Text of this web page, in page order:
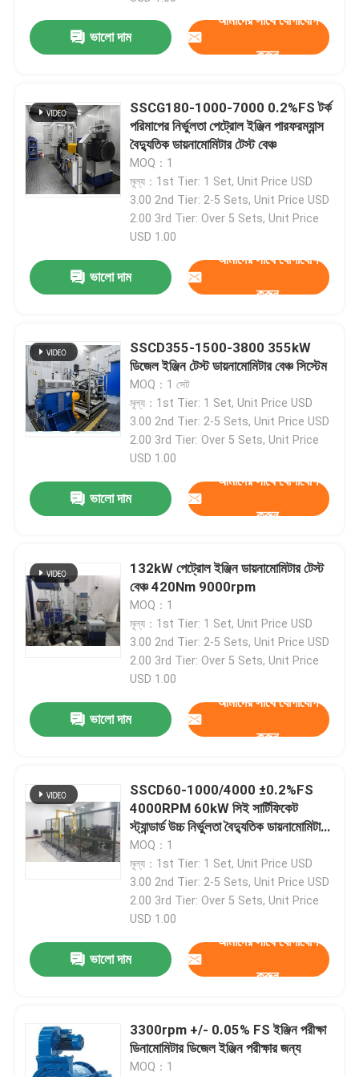
কারখানা ভ্রমণ
যোগাযোগ করুন
খবর
টর্ক ডায়নামিটার
হাই স্পিড ডায়নামিটার
ইঞ্জিন টেস্ট ডায়নামিটার
ট্রান্সমিশন ডায়নামিটার
গতিশীল পরীক্ষা বেঞ্চ
জ্বালানী খরচ পরিমাপ ডিভাইস
ডিজিটাল টর্ক মিটার
উচ্চ নির্ভুলতা চাপ সংবেদক
গিয়ারবক্স পরীক্ষা বেঞ্চ
পোর্টেবল ডেটা অধিগ্রহণ মডিউল
দ্রুত সংযোগ সংযোগ
এয়ার কন্ডিশনার বুস্ট করুন
ভালো দাম
আমাদের সাথে যোগাযোগ
করুন
SSCG180-1000-7000 0.2%FS টর্ক
পরিমাপের নির্ভুলতা পেট্রোল ইঞ্জিন পারফরম্যান্স
বৈদ্যুতিক ডায়নামোমিটার টেস্ট বেঞ্চ
MOQ：1
মূল্য：1st Tier: 1 Set, Unit Price USD
3.00 2nd Tier: 2-5 Sets, Unit Price USD
2.00 3rd Tier: Over 5 Sets, Unit Price
USD 1.00
ভালো দাম
আমাদের সাথে যোগাযোগ
করুন
SSCD355-1500-3800 355kW
ডিজেল ইঞ্জিন টেস্ট ডায়নামোমিটার বেঞ্চ সিস্টেম
MOQ：1 সেট
মূল্য：1st Tier: 1 Set, Unit Price USD
3.00 2nd Tier: 2-5 Sets, Unit Price USD
2.00 3rd Tier: Over 5 Sets, Unit Price
USD 1.00
ভালো দাম
আমাদের সাথে যোগাযোগ
করুন
132kW পেট্রোল ইঞ্জিন ডায়নামোমিটার টেস্ট
বেঞ্চ 420Nm 9000rpm
MOQ：1
মূল্য：1st Tier: 1 Set, Unit Price USD
3.00 2nd Tier: 2-5 Sets, Unit Price USD
2.00 3rd Tier: Over 5 Sets, Unit Price
USD 1.00
ভালো দাম
আমাদের সাথে যোগাযোগ
করুন
SSCD60-1000/4000 ±0.2%FS
4000RPM 60kW সিই সার্টিফিকেট
স্ট্যান্ডার্ড উচ্চ নির্ভুলতা বৈদ্যুতিক ডায়নামোমিটার
টেস্ট বেঞ্চ সিস্টেম ডিজেল ইঞ্জিনের জন্য
MOQ：1
মূল্য：1st Tier: 1 Set, Unit Price USD
3.00 2nd Tier: 2-5 Sets, Unit Price USD
2.00 3rd Tier: Over 5 Sets, Unit Price
USD 1.00
ভালো দাম
আমাদের সাথে যোগাযোগ
করুন
3300rpm +/- 0.05% FS ইঞ্জিন পরীক্ষা
ডিনামোমিটার ডিজেল ইঞ্জিন পরীক্ষার জন্য
MOQ：1